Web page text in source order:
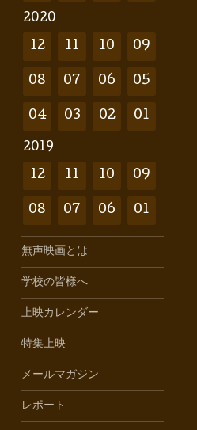
2020
12 11 10 09
08 07 06 05
04 03 02 01
2019
12 11 10 09
08 07 06 01
無声映画とは
学校の皆様へ
上映カレンダー
特集上映
メールマガジン
レポート